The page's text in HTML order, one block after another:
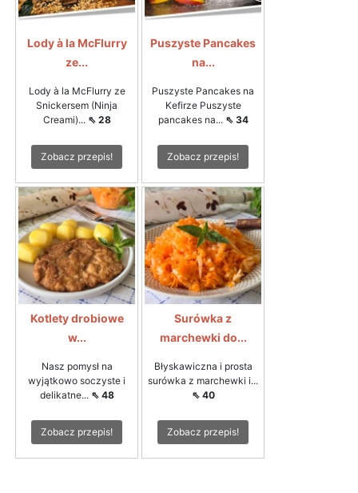
Lody à la McFlurry
ze...
Lody à la McFlurry ze
Snickersem (Ninja
Creami)... ⇖ 28
Zobacz przepis!
Puszyste Pancakes
na...
Puszyste Pancakes na
Kefirze Puszyste
pancakes na... ⇖ 34
Zobacz przepis!
Kotlety drobiowe
w...
Nasz pomysł na
wyjątkowo soczyste i
delikatne... ⇖ 48
Zobacz przepis!
Surówka z
marchewki do...
Błyskawiczna i prosta
surówka z marchewki i...
⇖ 40
Zobacz przepis!